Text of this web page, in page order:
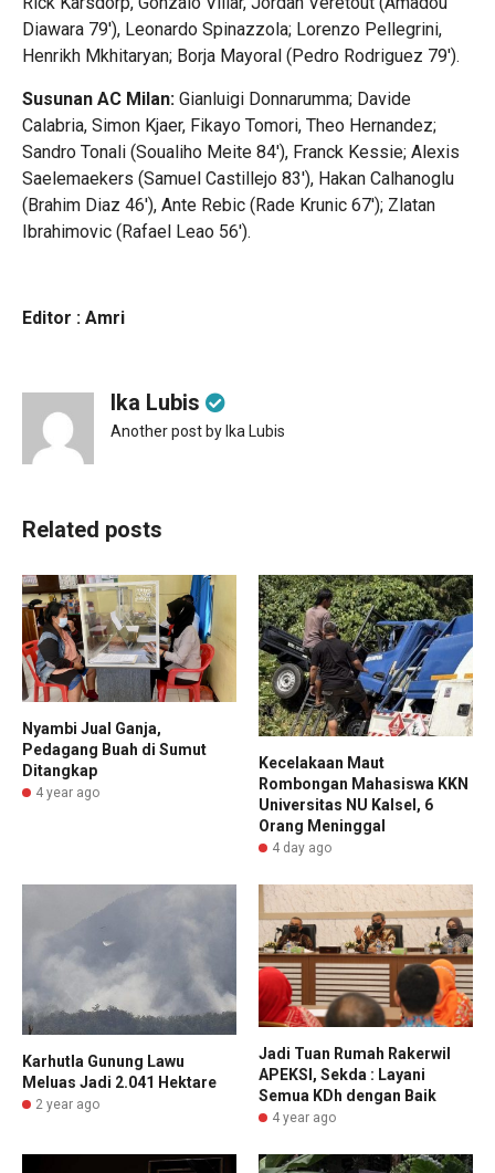
Diawara 79′), Leonardo Spinazzola; Lorenzo Pellegrini,
Henrikh Mkhitaryan; Borja Mayoral (Pedro Rodriguez 79′).
Susunan AC Milan: Gianluigi Donnarumma; Davide
Calabria, Simon Kjaer, Fikayo Tomori, Theo Hernandez;
Sandro Tonali (Soualiho Meite 84′), Franck Kessie; Alexis
Saelemaekers (Samuel Castillejo 83′), Hakan Calhanoglu
(Brahim Diaz 46′), Ante Rebic (Rade Krunic 67′); Zlatan
Ibrahimovic (Rafael Leao 56′).
Editor : Amri
Ika Lubis
Another post by Ika Lubis
Related posts
Nyambi Jual Ganja,
Pedagang Buah di Sumut
Ditangkap
4 year ago
Kecelakaan Maut
Rombongan Mahasiswa KKN
Universitas NU Kalsel, 6
Orang Meninggal
4 day ago
Karhutla Gunung Lawu
Meluas Jadi 2.041 Hektare
2 year ago
Jadi Tuan Rumah Rakerwil
APEKSI, Sekda : Layani
Semua KDh dengan Baik
4 year ago